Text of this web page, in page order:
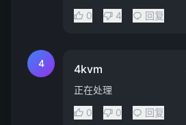
0
4 回复
4 4kvm
正在处理
0
0 回复